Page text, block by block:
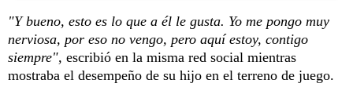
"Y bueno, esto es lo que a él le gusta. Yo me pongo muy
nerviosa, por eso no vengo, pero aquí estoy, contigo
siempre", escribió en la misma red social mientras
mostraba el desempeño de su hijo en el terreno de juego.